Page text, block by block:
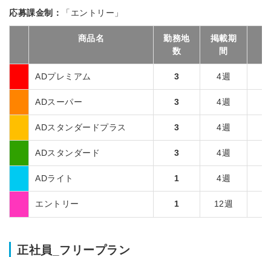
応募課金制：
「エントリー」
商品名
勤務地
数
掲載期
間
ADプレミアム 3 4週
ADスーパー 3 4週
ADスタンダードプラス 3 4週
ADスタンダード 3 4週
ADライト 1 4週
エントリー 1 12週
正社員_フリープラン